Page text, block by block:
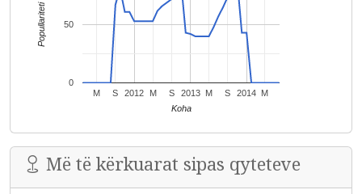
2012 2013 2014
M S M S M S M
0
50
Koha
Popullariteti
Më të kërkuarat sipas qyteteve